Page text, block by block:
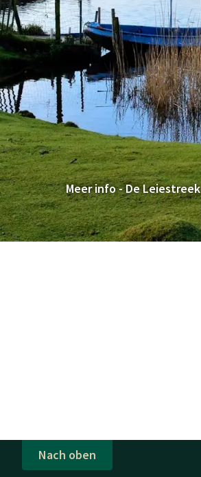
Meer info - De Leiestreek
Nach oben